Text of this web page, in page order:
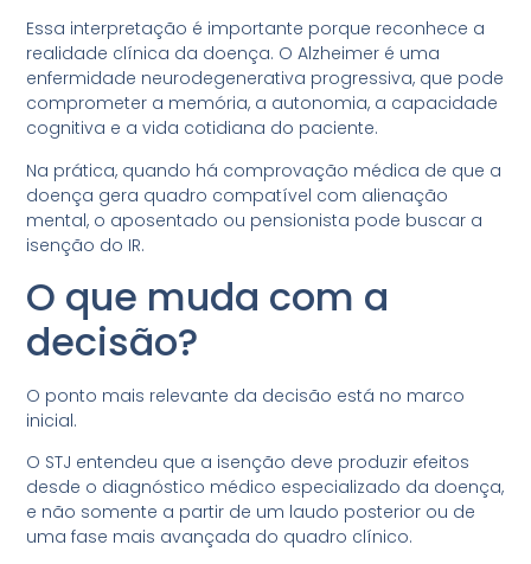
Essa interpretação é importante porque reconhece a
realidade clínica da doença. O Alzheimer é uma
enfermidade neurodegenerativa progressiva, que pode
comprometer a memória, a autonomia, a capacidade
cognitiva e a vida cotidiana do paciente.
Na prática, quando há comprovação médica de que a
doença gera quadro compatível com alienação
mental, o aposentado ou pensionista pode buscar a
isenção do IR.
O que muda com a
decisão?
O ponto mais relevante da decisão está no marco
inicial.
O STJ entendeu que a isenção deve produzir efeitos
desde o diagnóstico médico especializado da doença,
e não somente a partir de um laudo posterior ou de
uma fase mais avançada do quadro clínico.